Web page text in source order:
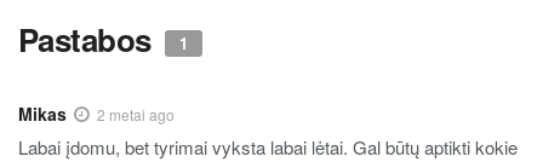
Pastabos 1
Mikas 2 metai ago
Labai įdomu, bet tyrimai vyksta labai lėtai. Gal būtų aptikti kokie